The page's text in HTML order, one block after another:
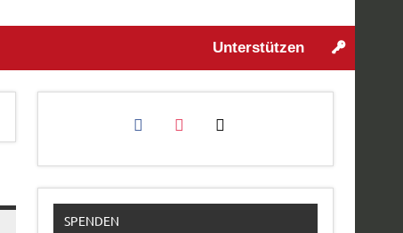
Unterstützen
facebookinstagram
mail
SPENDEN